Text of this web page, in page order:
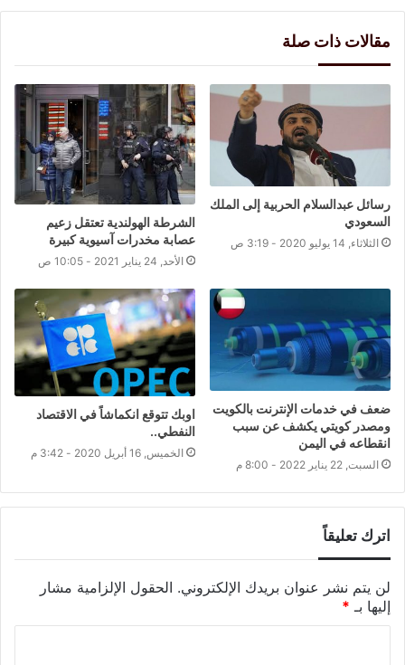
مقالات ذات صلة
رسائل عبدالسلام الحربية إلى الملك
السعودي
الثلاثاء, 14 يوليو 2020 - 3:19 ص
الشرطة الهولندية تعتقل زعيم
عصابة مخدرات آسيوية كبيرة
الأحد, 24 يناير 2021 - 10:05 ص
ضعف في خدمات الإنترنت بالكويت
ومصدر كويتي يكشف عن سبب
انقطاعه في اليمن
السبت, 22 يناير 2022 - 8:00 م
اوبك تتوقع انكماشاً في الاقتصاد
النفطي..
الخميس, 16 أبريل 2020 - 3:42 م
اترك تعليقاً
لن يتم نشر عنوان بريدك الإلكتروني. الحقول الإلزامية مشار
إليها بـ *